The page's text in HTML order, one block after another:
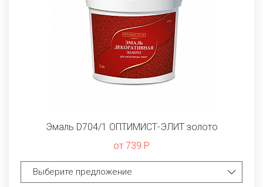
Эмаль D704/1 ОПТИМИСТ-ЭЛИТ золото
от 739 Р